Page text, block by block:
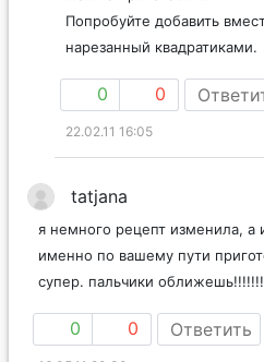
Попробуйте добавить
нарезанный квадратиками.
0 0
22.02.11 16:05
tatjana
я немного рецепт изменила,
именно по вашему пути
супер. пальчики оближешь!!!!!!!
0 0 Ответить